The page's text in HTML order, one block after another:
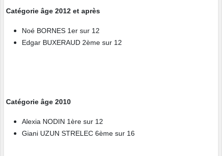
Catégorie âge 2012 et après
Noé BORNES 1er sur 12
Edgar BUXERAUD 2ème sur 12
Catégorie âge 2010
Alexia NODIN 1ère sur 12
Giani UZUN STRELEC 6ème sur 16